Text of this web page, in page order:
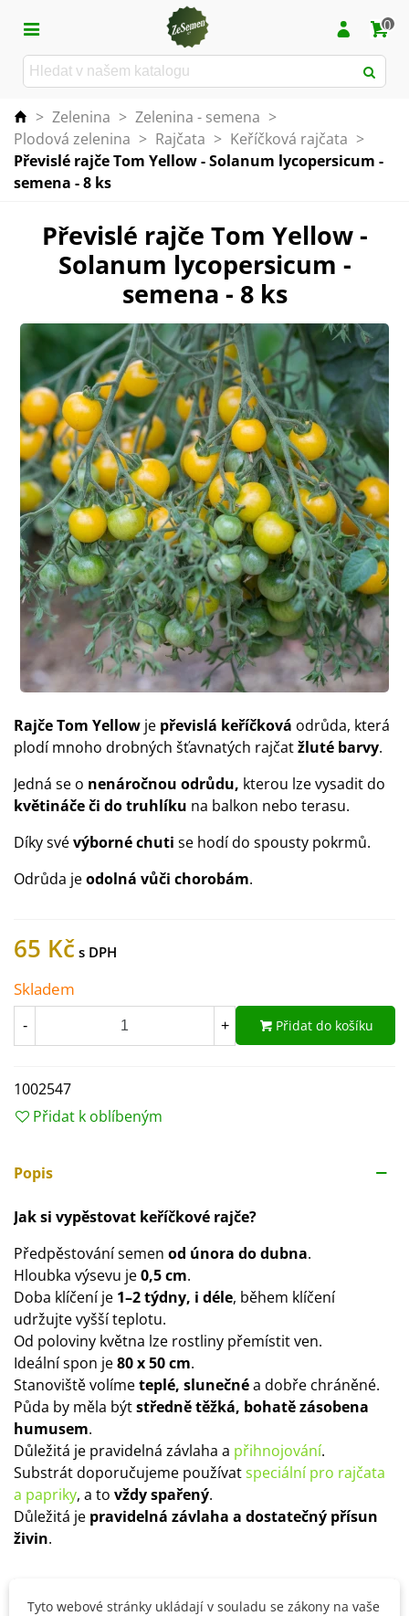
0
> Zelenina > Zelenina - semena >
Plodová zelenina > Rajčata > Keříčková rajčata >
Převislé rajče Tom Yellow - Solanum lycopersicum -
semena - 8 ks
Převislé rajče Tom Yellow -
Solanum lycopersicum -
semena - 8 ks
Rajče Tom Yellow je převislá keříčková odrůda, která
plodí mnoho drobných šťavnatých rajčatžluté barvy.
Jedná se o nenáročnou odrůdu, kterou lze vysadit do
květináče či do truhlíku na balkon nebo terasu.
Díky svévýborné chuti se hodí do spousty pokrmů.
Odrůda jeodolná vůči chorobám.
65 Kč
Skladem
- + Přidat do košíku
1002547
Přidat k oblíbeným
Popis
Jak si vypěstovat keříčkové rajče?
Předpěstování semen od února do dubna.
Hloubka výsevu je0,5 cm.
Doba klíčení je 1–2 týdny, i déle, během klíčení
udržujte vyšší teplotu.
Od poloviny května lze rostliny přemístit ven.
Ideální spon je80 x 50 cm.
Stanoviště volímeteplé, slunečnéa dobře chráněné.
Půda by měla býtstředně těžká, bohatě zásobena
humusem.
Důležitá je pravidelná závlaha a přihnojování.
Substrát doporučujeme používatspeciální pro rajčata
a papriky, a to vždy spařený.
Důležitá je pravidelná závlaha a dostatečný přísun
živin.
Detaily produktu
Tyto webové stránky ukládají v souladu se zákony na vaše